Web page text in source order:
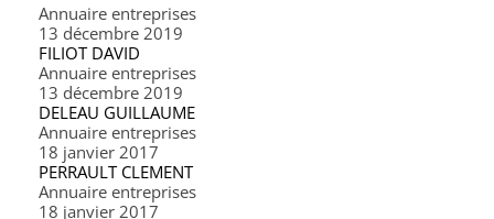
Annuaire entreprises
13 décembre 2019
FILIOT DAVID
Annuaire entreprises
13 décembre 2019
DELEAU GUILLAUME
Annuaire entreprises
18 janvier 2017
PERRAULT CLEMENT
Annuaire entreprises
18 janvier 2017